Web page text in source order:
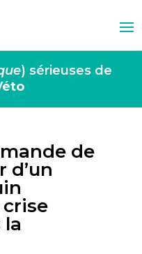
) sérieuses de
de
d’un